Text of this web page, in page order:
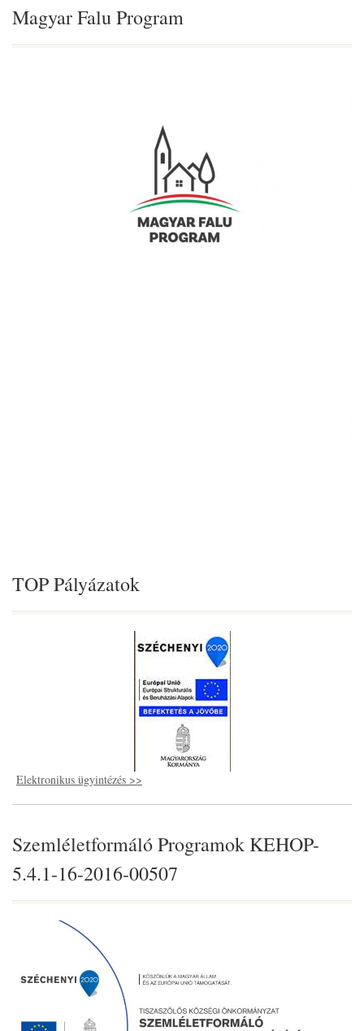
Magyar Falu Program
TOP Pályázatok
Elektronikus ügyintézés >>
Szemléletformáló Programok KEHOP-
5.4.1-16-2016-00507